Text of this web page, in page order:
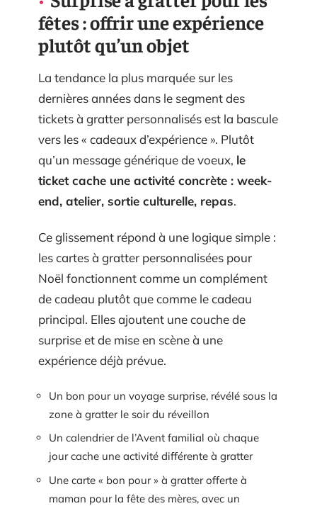
fêtes : offrir une expérience
plutôt qu’un objet
La tendance la plus marquée sur les
dernières années dans le segment des
tickets à gratter personnalisés est la bascule
vers les « cadeaux d’expérience ». Plutôt
qu’un message générique de voeux, le
ticket cache une activité concrète : week-
end, atelier, sortie culturelle, repas.
Ce glissement répond à une logique simple :
les cartes à gratter personnalisées pour
Noël fonctionnent comme un complément
de cadeau plutôt que comme le cadeau
principal. Elles ajoutent une couche de
surprise et de mise en scène à une
expérience déjà prévue.
Un bon pour un voyage surprise, révélé sous la
zone à gratter le soir du réveillon
Un calendrier de l’Avent familial où chaque
jour cache une activité différente à gratter
Une carte « bon pour » à gratter offerte à
maman pour la fête des mères, avec un